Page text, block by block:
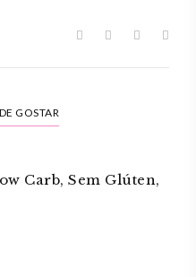
GOSTAR
Carb, Sem Glúten,